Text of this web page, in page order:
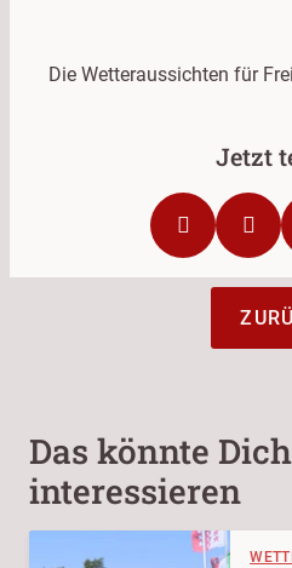
Die Wetteraussichten für
Das könnte
interessieren